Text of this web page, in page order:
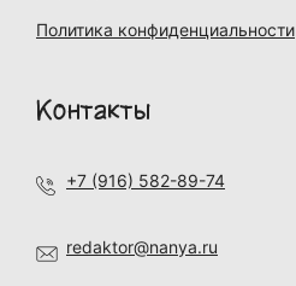
Политика конфиденциальности
Контакты
+7 (916) 582-89-74
redaktor@nanya.ru